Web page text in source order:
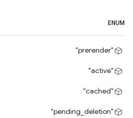
ENUM
"prerender"
"active"
"cached"
"pending_deletion"